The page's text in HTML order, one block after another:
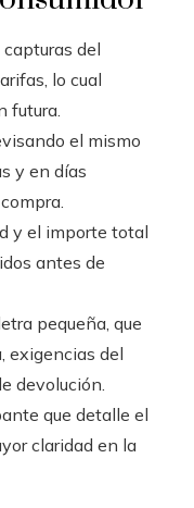
del
lo cual
futura.
el mismo
y en días
y el importe total
antes de
pequeña, que
exigencias del
devolución.
que detalle el
claridad en la